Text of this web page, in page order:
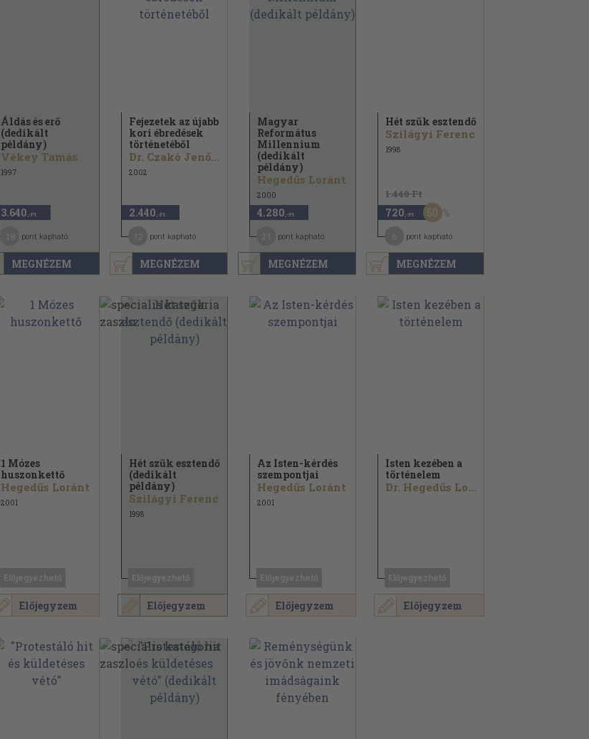
MEGNÉZEM
Áldás és erő
(dedikált
példány)
Vékey Tamás
1997
3.640 ,-Ft
pont kapható
MEGNÉZEM
Fejezetek az újabb
kori ébredések
történetéből
Dr. Czakó Jenő...
2002
2.440 ,-Ft
pont kapható
MEGNÉZEM
Magyar
Református
Millennium
(dedikált
példány)
Hegedűs Loránt
2000
4.280 ,-Ft
pont kapható
MEGNÉZEM
Hét szűk esztendő
Szilágyi Ferenc
1998
1.440 Ft
720 ,-Ft 50
pont kapható
Előjegyzem
1 Mózes
huszonkettő
Hegedűs Loránt
2001
Előjegyzem
Hét szűk esztendő
(dedikált
példány)
Szilágyi Ferenc
1998
Előjegyzem
Az Isten-kérdés
szempontjai
Hegedűs Loránt
2001
Előjegyzem
Isten kezében a
történelem
Dr. Hegedűs Loránt